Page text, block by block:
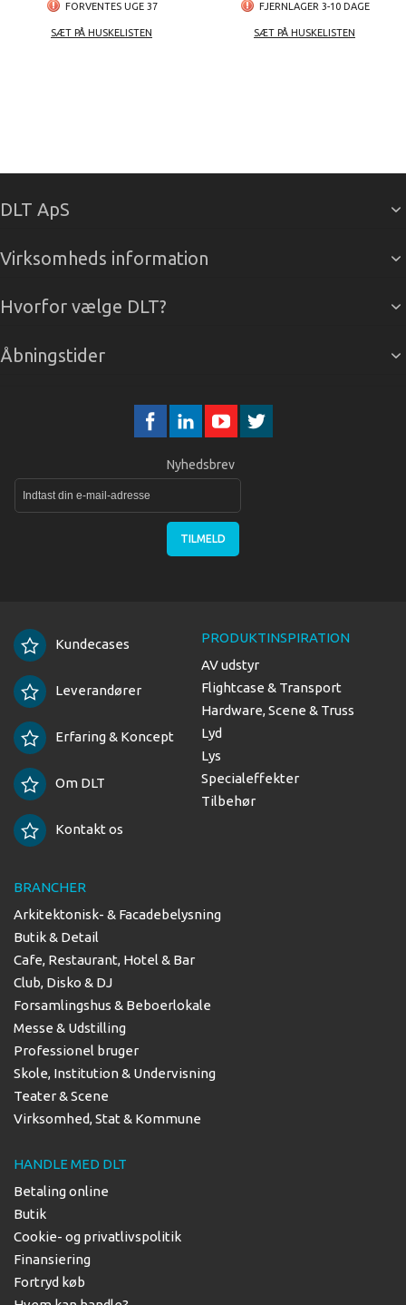
FORVENTES UGE 37
SÆT PÅ HUSKELISTEN
FJERNLAGER 3-10 DAGE
SÆT PÅ HUSKELISTEN
DLT ApS
Virksomheds information
Hvorfor vælge DLT?
Åbningstider
Nyhedsbrev
TILMELD
Kundecases
Leverandører
Erfaring & Koncept
Om DLT
Kontakt os
PRODUKTINSPIRATION
AV udstyr
Flightcase & Transport
Hardware, Scene & Truss
Lyd
Lys
Specialeffekter
Tilbehør
BRANCHER
Arkitektonisk- & Facadebelysning
Butik & Detail
Cafe, Restaurant, Hotel & Bar
Club, Disko & DJ
Forsamlingshus & Beboerlokale
Messe & Udstilling
Professionel bruger
Skole, Institution & Undervisning
Teater & Scene
Virksomhed, Stat & Kommune
HANDLE MED DLT
Betaling online
Butik
Cookie- og privatlivspolitik
Finansiering
Fortryd køb